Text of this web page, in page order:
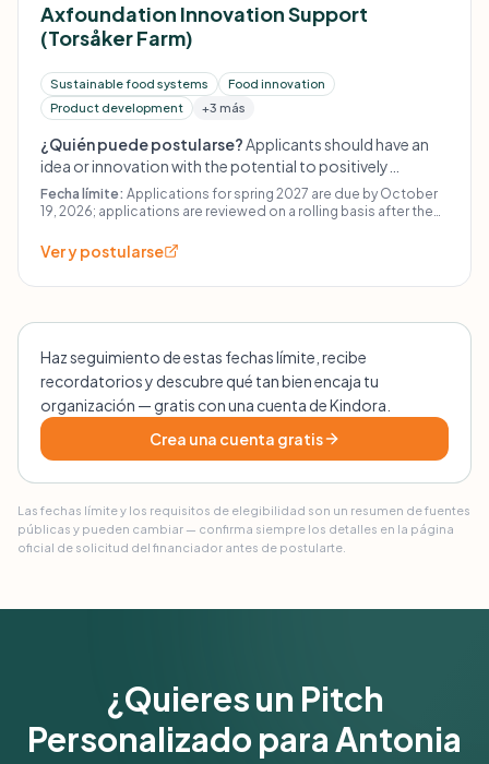
Axfoundation Innovation Support
(Torsåker Farm)
Sustainable food systems
Food innovation
Product development
+3 más
¿Quién puede postularse?Applicants should have an
idea or innovation with the potential to positively
contribute to a more sustainable society, locally and/or
globally. The innovation should be suitable for on-site
Fecha límite: Applications for spring 2027 are due by October
19, 2026; applications are reviewed on a rolling basis after the
Ver y postularse
Haz seguimiento de estas fechas límite, recibe
recordatorios y descubre qué tan bien encaja tu
organización — gratis con una cuenta de Kindora.
Crea una cuenta gratis
Las fechas límite y los requisitos de elegibilidad son un resumen de fuentes
públicas y pueden cambiar — confirma siempre los detalles en la página
oficial de solicitud del financiador antes de postularte.
¿Quieres un Pitch
Personalizado para Antonia